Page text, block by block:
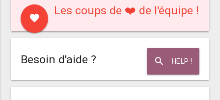
favorite
Les coups de ❤️ de l'équipe !
search HELP !
Besoin d'aide ?